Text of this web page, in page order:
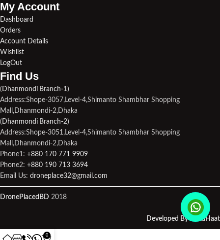
My Account
Dashboard
Orders
Account Details
Wishlist
LogOut
Find Us​
( Dhanmondi Branch-1)
Address:Shope-3057,Level-4,Shimanto Shambhar Shopping
Mall,Dhanmondi-2,Dhaka
( Dhanmondi Branch-2)
Address:Shope-3051,Level-4,Shimanto Shambhar Shopping
Mall,Dhanmondi-2,Dhaka
Phone1: +880 170 771 9909
Phone2: +880 190 713 3694
Email Us: droneplace32@gmail.com
DronePlacedBD 2018
Developed By MetaHaat
0